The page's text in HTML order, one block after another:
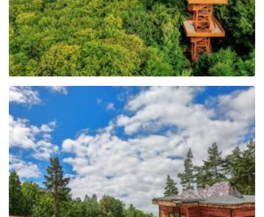
Centrum Edukacji i
Promocji Regionu w